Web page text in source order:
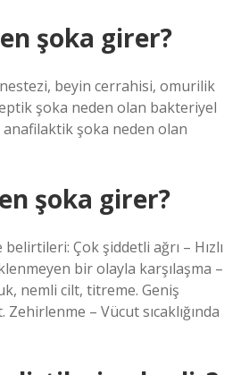
şoka girer?
beyin cerrahisi, omurilik
şoka neden olan bakteriyel
şoka neden olan
şoka girer?
Çok şiddetli ağrı – Hızlı
bir olayla karşılaşma –
nemli cilt, titreme. Geniş
Zehirlenme – Vücut sıcaklığında